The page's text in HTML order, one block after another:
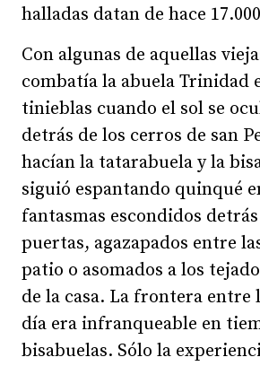
halladas datan de hace
Con algunas de aquellas
combatía la abuela Trinidad
tinieblas cuando el sol se
detrás de los cerros de san
hacían la tatarabuela y la
siguió espantando quinqué
fantasmas escondidos
puertas, agazapados entre
patio o asomados a los
de la casa. La frontera entre
día era infranqueable en
bisabuelas. Sólo la